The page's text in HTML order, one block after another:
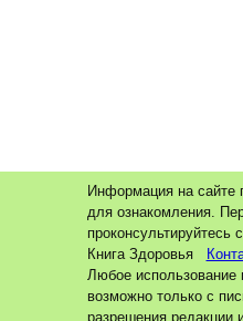
Информация на сайте
для ознакомления.
проконсультируйтесь
Книга Здоровья
Любое использование
возможно только с
разрешения редакции